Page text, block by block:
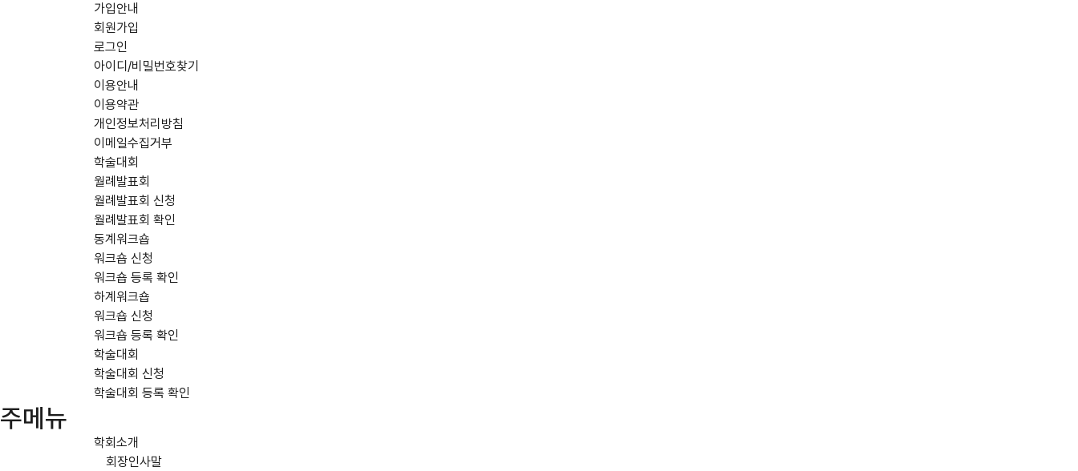
가입안내
회원가입
로그인
아이디/비밀번호찾기
이용안내
이용약관
개인정보처리방침
이메일수집거부
학술대회
월례발표회
월례발표회 신청
월례발표회 확인
동계워크숍
워크숍 신청
워크숍 등록 확인
하계워크숍
워크숍 신청
워크숍 등록 확인
학술대회
학술대회 신청
학술대회 등록 확인
주메뉴
학회소개
회장인사말